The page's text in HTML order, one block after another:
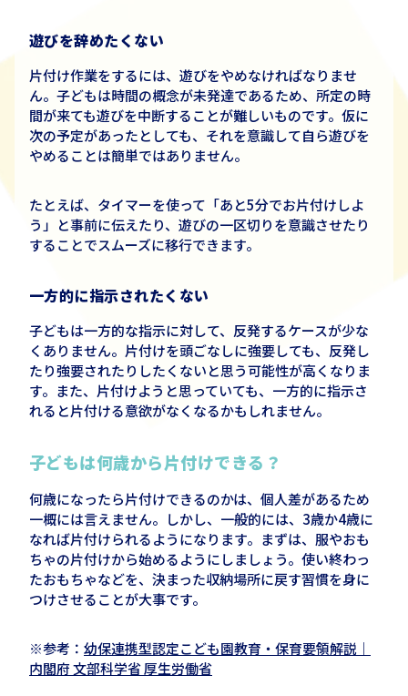
遊びを辞めたくない
片付け作業をするには、遊びをやめなければなりませ
ん。子どもは時間の概念が未発達であるため、所定の時
間が来ても遊びを中断することが難しいものです。仮に
次の予定があったとしても、それを意識して自ら遊びを
やめることは簡単ではありません。
たとえば、タイマーを使って「あと5分でお片付けしよ
う」と事前に伝えたり、遊びの一区切りを意識させたり
することでスムーズに移行できます。
一方的に指示されたくない
子どもは一方的な指示に対して、反発するケースが少な
くありません。片付けを頭ごなしに強要しても、反発し
たり強要されたりしたくないと思う可能性が高くなりま
す。また、片付けようと思っていても、一方的に指示さ
れると片付ける意欲がなくなるかもしれません。
子どもは何歳から片付けできる？
何歳になったら片付けできるのかは、個人差があるため
一概には言えません。しかし、一般的には、3歳か4歳に
なれば片付けられるようになります。まずは、服やおも
ちゃの片付けから始めるようにしましょう。使い終わっ
たおもちゃなどを、決まった収納場所に戻す習慣を身に
つけさせることが大事です。
※参考： 幼保連携型認定こども園教育・保育要領解説｜
内閣府 文部科学省 厚生労働省